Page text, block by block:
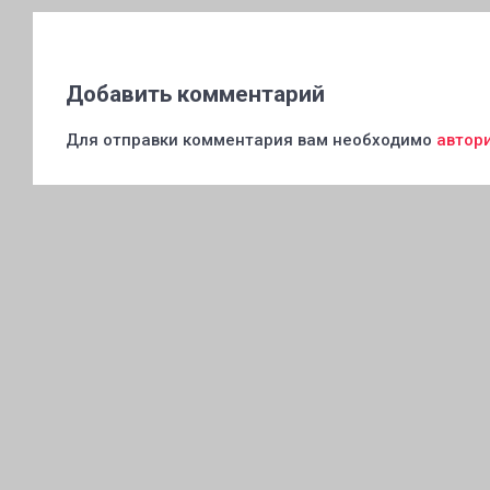
Добавить комментарий
Для отправки комментария вам необходимо